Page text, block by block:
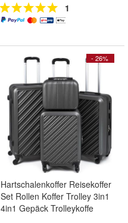
1
- 26%
Hartschalenkoffer Reisekoffer
Set Rollen Koffer Trolley 3in1
4in1 Gepäck Trolleykoffe